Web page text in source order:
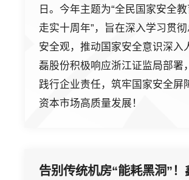
日。今年主题为“全民国家安全
走实十周年”，旨在深入学习贯
安全观，推动国家安全意识深入
磊股份积极响应浙江证监局部署
践行企业责任，筑牢国家安全屏
资本市场高质量发展！
告别传统机房“能耗黑洞”！